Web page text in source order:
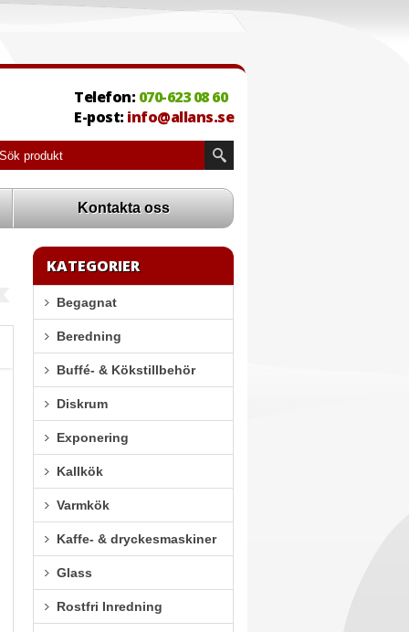
Telefon: 070-623 08 60
E-post: info@allans.se
Kontakta oss
KATEGORIER
Begagnat
Beredning
Buffé- & Kökstillbehör
Diskrum
Exponering
Kallkök
Varmkök
Kaffe- & dryckesmaskiner
Glass
Rostfri Inredning